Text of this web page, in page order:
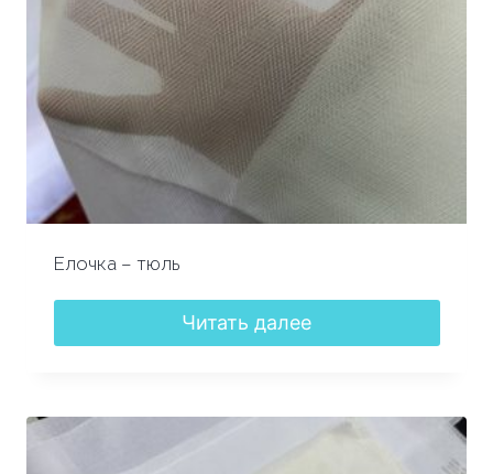
Елочка – тюль
Читать далее